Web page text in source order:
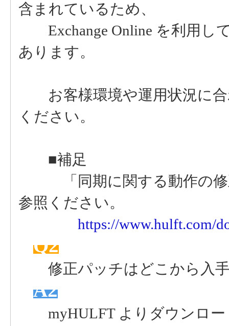
含まれているため、
Exchange Online を利用し
あります。
お客様環境や運用状況に合
ください。
■補足
「同期に関する動作の修
参照ください。
https://www.hulft.com/
Q2
修正パッチはどこから入
A2
myHULFT よりダウンロー